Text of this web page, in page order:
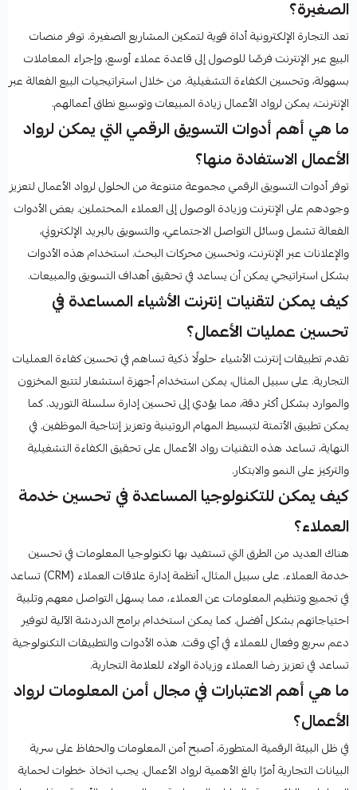
الصغيرة؟
تعد التجارة الإلكترونية أداة قوية لتمكين المشاريع الصغيرة. توفر منصات
البيع عبر الإنترنت فرصًا للوصول إلى قاعدة عملاء أوسع، وإجراء المعاملات
بسهولة، وتحسين الكفاءة التشغيلية. من خلال استراتيجيات البيع الفعالة عبر
الإنترنت، يمكن لرواد الأعمال زيادة المبيعات وتوسيع نطاق أعمالهم.
ما هي أهم أدوات التسويق الرقمي التي يمكن لرواد
الأعمال الاستفادة منها؟
توفر أدوات التسويق الرقمي مجموعة متنوعة من الحلول لرواد الأعمال لتعزيز
وجودهم على الإنترنت وزيادة الوصول إلى العملاء المحتملين. بعض الأدوات
الفعالة تشمل وسائل التواصل الاجتماعي، والتسويق بالبريد الإلكتروني،
والإعلانات عبر الإنترنت، وتحسين محركات البحث. استخدام هذه الأدوات
بشكل استراتيجي يمكن أن يساعد في تحقيق أهداف التسويق والمبيعات.
كيف يمكن لتقنيات إنترنت الأشياء المساعدة في
تحسين عمليات الأعمال؟
تقدم تطبيقات إنترنت الأشياء حلولًا ذكية تساهم في تحسين كفاءة العمليات
التجارية. على سبيل المثال، يمكن استخدام أجهزة استشعار لتتبع المخزون
والموارد بشكل أكثر دقة، مما يؤدي إلى تحسين إدارة سلسلة التوريد. كما
يمكن تطبيق الأتمتة لتبسيط المهام الروتينية وتعزيز إنتاجية الموظفين. في
النهاية، تساعد هذه التقنيات رواد الأعمال على تحقيق الكفاءة التشغيلية
والتركيز على النمو والابتكار.
كيف يمكن للتكنولوجيا المساعدة في تحسين خدمة
العملاء؟
هناك العديد من الطرق التي تستفيد بها تكنولوجيا المعلومات في تحسين
خدمة العملاء. على سبيل المثال، أنظمة إدارة علاقات العملاء (CRM) تساعد
في تجميع وتنظيم المعلومات عن العملاء، مما يسهل التواصل معهم وتلبية
احتياجاتهم بشكل أفضل. كما يمكن استخدام برامج الدردشة الآلية لتوفير
دعم سريع وفعال للعملاء في أي وقت. هذه الأدوات والتطبيقات التكنولوجية
تساعد في تعزيز رضا العملاء وزيادة الولاء للعلامة التجارية.
ما هي أهم الاعتبارات في مجال أمن المعلومات لرواد
الأعمال؟
في ظل البيئة الرقمية المتطورة، أصبح أمن المعلومات والحفاظ على سرية
البيانات التجارية أمرًا بالغ الأهمية لرواد الأعمال. يجب اتخاذ خطوات لحماية